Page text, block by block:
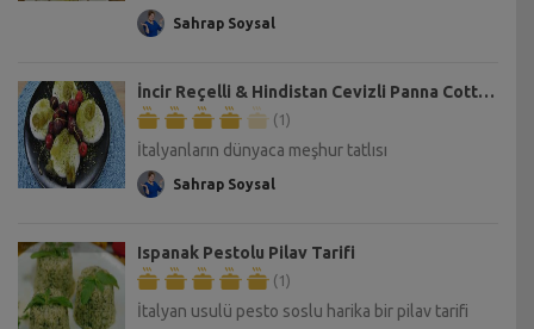
Sahrap Soysal
İncir Reçelli & Hindistan Cevizli Panna Cotta Tarifi
(1)
İtalyanların dünyaca meşhur tatlısı
Sahrap Soysal
Ispanak Pestolu Pilav Tarifi
(1)
İtalyan usulü pesto soslu harika bir pilav tarifi